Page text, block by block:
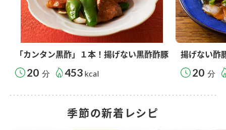
「カンタン黒酢」１本！揚げない黒酢酢豚
20 分 453 kcal
揚げない酢
20 分
季節の新着レシピ